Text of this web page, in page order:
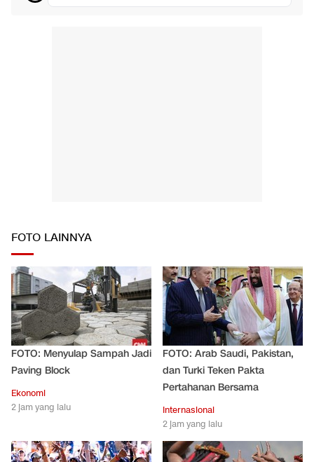
FOTO LAINNYA
FOTO: Menyulap Sampah Jadi
Paving Block
Ekonomi
2 jam yang lalu
FOTO: Arab Saudi, Pakistan,
dan Turki Teken Pakta
Pertahanan Bersama
Internasional
2 jam yang lalu